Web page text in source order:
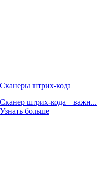
Сканеры штрих-кода
Сканер штрих-кода – важн...
Узнать больше